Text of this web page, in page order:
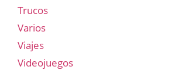
Trucos
Varios
Viajes
Videojuegos